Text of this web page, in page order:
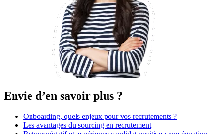
Envie d’en savoir plus ?
Onboarding, quels enjeux pour vos recrutements ?
Les avantages du sourcing en recrutement